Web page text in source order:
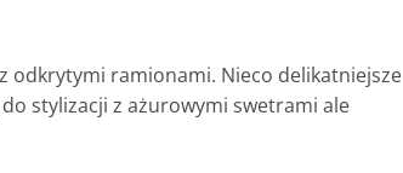
odkrytymi ramionami. Nieco delikatniejsze
stylizacji z ażurowymi swetrami ale